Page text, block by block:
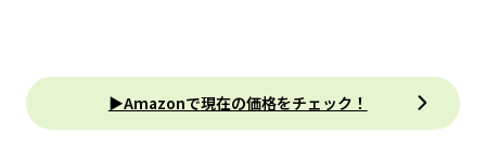
▶Amazonで現在の価格をチェック！